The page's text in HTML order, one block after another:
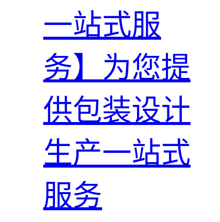
一站式服
务】为您提
供包装设计
生产一站式
服务